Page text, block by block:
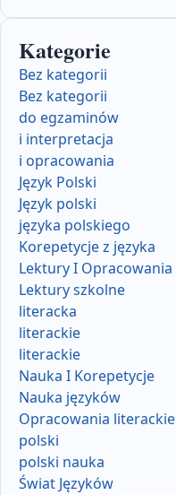
Kategorie
Bez kategorii
Bez kategorii
do egzaminów
i interpretacja
i opracowania
Język Polski
Język polski
języka polskiego
Korepetycje z języka
Lektury I Opracowania
Lektury szkolne
literacka
literackie
literackie
Nauka I Korepetycje
Nauka języków
Opracowania literackie
polski
polski nauka
Świat Języków